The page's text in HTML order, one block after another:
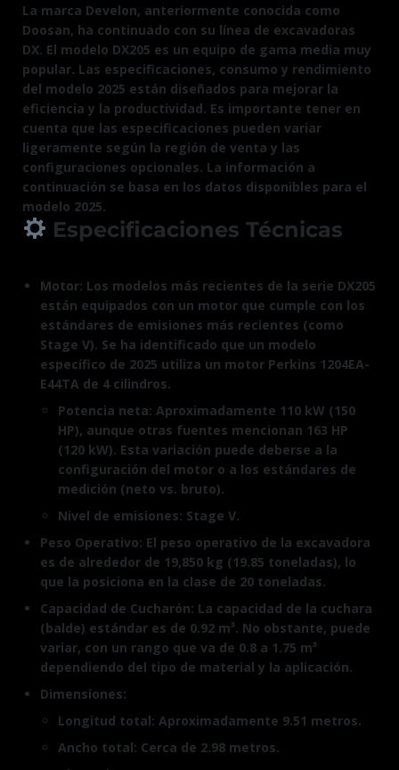
La marca Develon, anteriormente conocida como
Doosan, ha continuado con su línea de excavadoras
DX. El modelo DX205 es un equipo de gama media muy
popular. Las especificaciones, consumo y rendimiento
del modelo 2025 están diseñados para mejorar la
eficiencia y la productividad. Es importante tener en
cuenta que las especificaciones pueden variar
ligeramente según la región de venta y las
configuraciones opcionales. La información a
continuación se basa en los datos disponibles para el
modelo 2025.
Especificaciones Técnicas
Motor: Los modelos más recientes de la serie DX205
están equipados con un motor que cumple con los
estándares de emisiones más recientes (como
Stage V). Se ha identificado que un modelo
específico de 2025 utiliza un motor Perkins 1204EA-
E44TA de 4 cilindros.
Potencia neta: Aproximadamente 110 kW (150
HP), aunque otras fuentes mencionan 163 HP
(120 kW). Esta variación puede deberse a la
configuración del motor o a los estándares de
medición (neto vs. bruto).
Nivel de emisiones: Stage V.
Peso Operativo: El peso operativo de la excavadora
es de alrededor de 19,850 kg (19.85 toneladas), lo
que la posiciona en la clase de 20 toneladas.
Capacidad de Cucharón: La capacidad de la cuchara
(balde) estándar es de 0.92 m³. No obstante, puede
variar, con un rango que va de 0.8 a 1.75 m³
dependiendo del tipo de material y la aplicación.
Dimensiones:
Longitud total: Aproximadamente 9.51 metros.
Ancho total: Cerca de 2.98 metros.